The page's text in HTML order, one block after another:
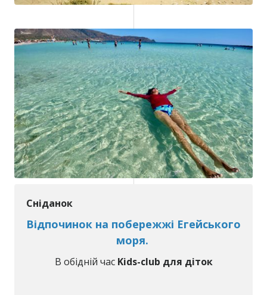
Сніданок
Відпочинок на побережжі Егейського
моря.
В обідній час Kids-club для діток